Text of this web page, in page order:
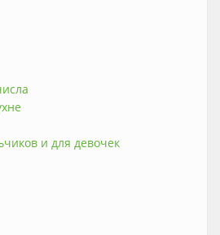
и для девочек